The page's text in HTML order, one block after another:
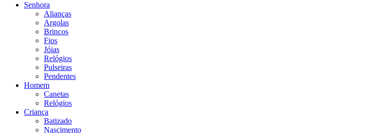
Senhora
Alianças
Argolas
Brincos
Fios
Jóias
Relógios
Pulseiras
Pendentes
Homem
Canetas
Relógios
Criança
Batizado
Nascimento